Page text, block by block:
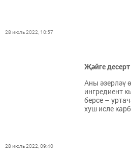
28 июль 2022, 10:57
Җәйге
Аны әзерләү
ингредиент
берсе –
хуш исле
28 июль 2022, 09:40